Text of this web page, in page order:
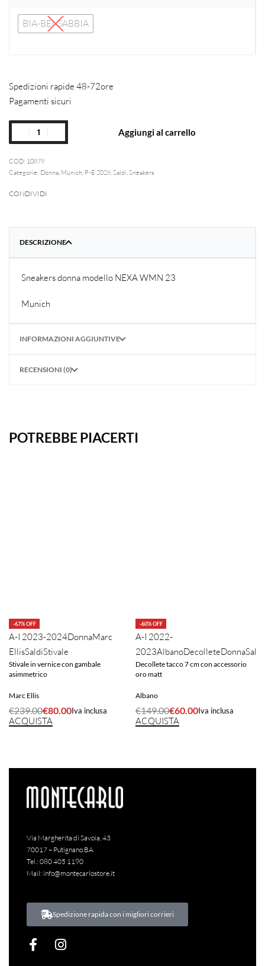
BIA-BEI-SABBIA
Spedizioni rapide 48-72ore
Pagamenti sicuri
Aggiungi al carrello
10879
Categorie: Donna Munich P-E 2026 Saldi Sneakers
CONDIVIDI
DESCRIZIONE
Sneakers donna modello NEXA WMN 23
Munich
INFORMAZIONI AGGIUNTIVE
RECENSIONI (0)
POTREBBE PIACERTI
-67% OFF
A-I 2023-2024DonnaMarc
EllisSaldiStivale
Stivale in vernice con gambale
asimmetrico
Marc Ellis
€239.00€80.00Iva inclusa
ACQUISTA
-60% OFF
A-I 2022-
2023AlbanoDecolleteDonnaSaldi
Decollete tacco 7 cm con accessorio
oro matt
Albano
€149.00€60.00Iva inclusa
ACQUISTA
Via Margherita di Savoia, 43
70017 – Putignano BA
Tel.: 080 405 1190
Mail: info@montecarlostore.it
Spedizione rapida con i migliori corrieri